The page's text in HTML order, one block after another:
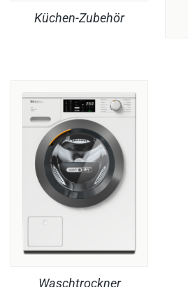
Küchen-Zubehör
Waschtrockner